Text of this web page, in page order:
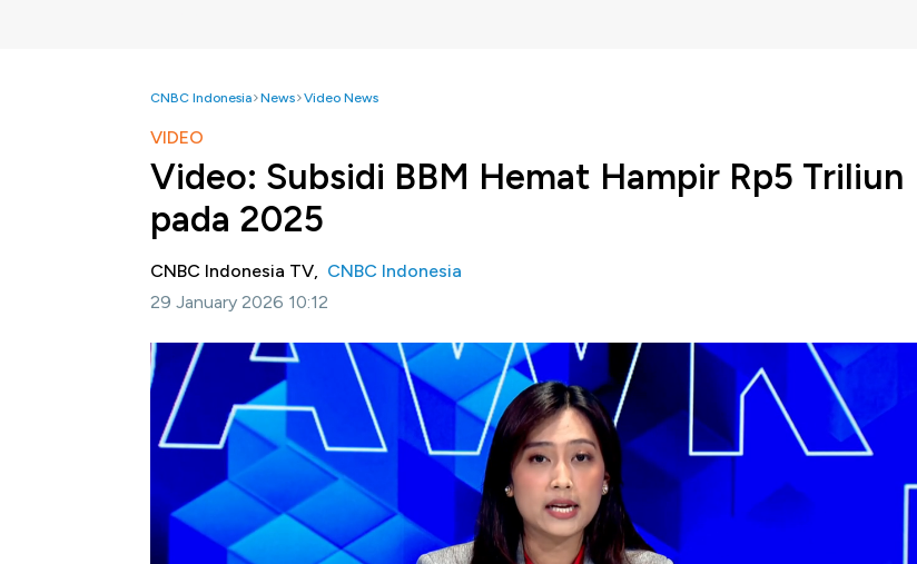
CNBC Indonesia News Video News
VIDEO
Video: Subsidi BBM Hemat Hampir Rp5 Triliun
pada 2025
CNBC Indonesia TV, CNBC Indonesia
29 January 2026 10:12
Jakarta, CNBC Indonesia -Badan Pengatur Hilir Minyak Bumi dan Gas, atau BPH Migas,
mengungkap penghematan subsidi bahan bakar minyak Indonesia mencapai hampir Rp5 triliun pada
2025.
Selengkapnya dalam program Squawk Box CNBC Indonesia (Kamis, 29/01/2026) berikut ini.
Bagikan: